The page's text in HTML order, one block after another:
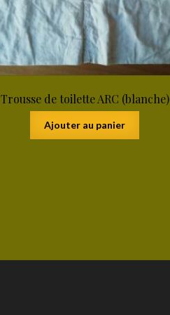
Trousse de toilette ARC (blanche)
Ajouter au panier